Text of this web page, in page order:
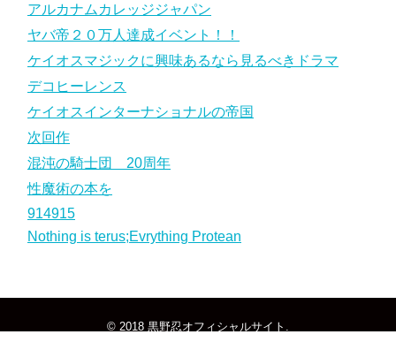
アルカナムカレッジジャパン
ヤバ帝２０万人達成イベント！！
ケイオスマジックに興味あるなら見るべきドラマ
デコヒーレンス
ケイオスインターナショナルの帝国
次回作
混沌の騎士団 20周年
性魔術の本を
914915
Nothing is terus;Evrything Protean
© 2018 黒野忍オフィシャルサイト